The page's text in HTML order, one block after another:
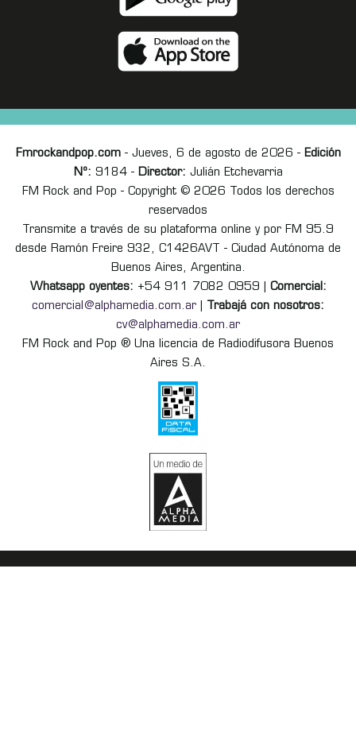
Fmrockandpop.com- Jueves, 6 de agosto de 2026 - Edición
Nº: 9184 - Director: Julián Etchevarria
FM Rock and Pop - Copyright © 2026 Todos los derechos
reservados
Transmite a través de su plataforma online y por FM 95.9
desde Ramón Freire 932, C1426AVT - Ciudad Autónoma de
Buenos Aires, Argentina.
Whatsapp oyentes: +54 911 7082 0959 | Comercial:
comercial@alphamedia.com.ar
Trabajá con nosotros:
cv@alphamedia.com.ar
FM Rock and Pop ® Una licencia de Radiodifusora Buenos
Aires S.A.